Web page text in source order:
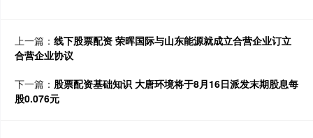
上一篇： 线下股票配资 荣晖国际与山东能源就成立合营企业订立
合营企业协议
下一篇： 股票配资基础知识 大唐环境将于8月16日派发末期股息每
股0.076元